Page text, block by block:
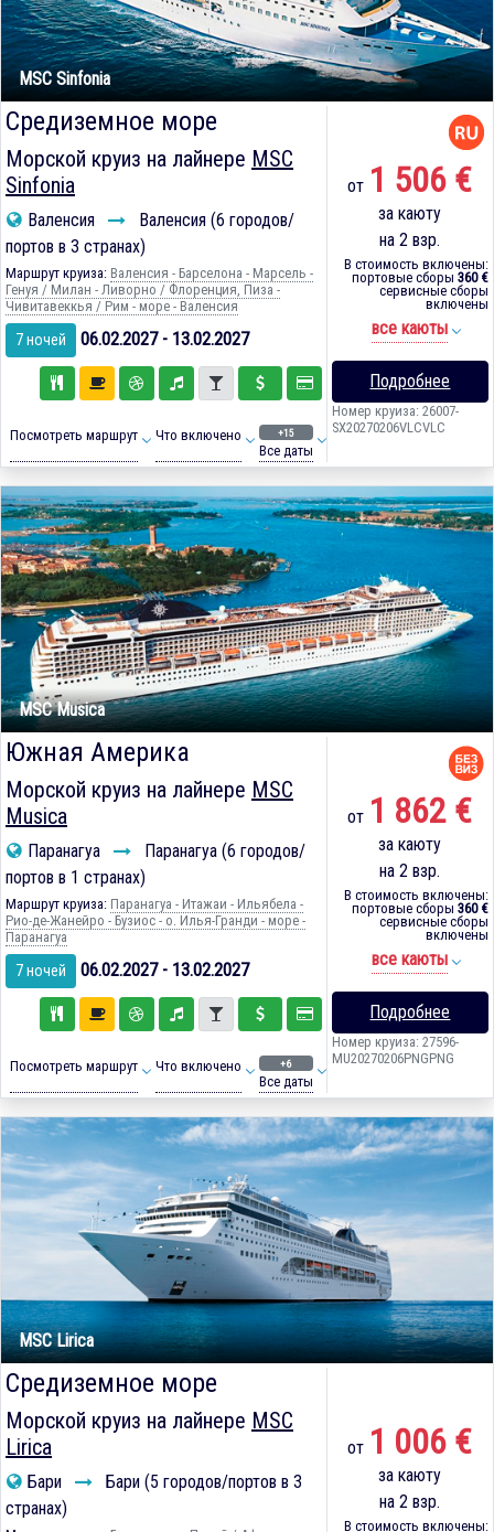
MSC Sinfonia
Средиземное море
Морской круиз на лайнере MSC
Sinfonia
Валенсия
Валенсия (6 городов/
портов в 3 странах)
Маршрут круиза: Валенсия - Барселона - Марсель -
Генуя / Милан - Ливорно / Флоренция, Пиза -
Чивитавеккья / Рим - море - Валенсия
7 ночей 06.02.2027 - 13.02.2027
Посмотреть маршрут Что включено +15
Все даты
от 1 506 €
за каюту
на 2 взр.
В стоимость включены:
портовые сборы 360 €
сервисные сборы
включены
все каюты
Подробнее
Номер круиза: 26007-
SX20270206VLCVLC
MSC Musica
Южная Америка
Морской круиз на лайнере MSC
Musica
Паранагуа
Паранагуа (6 городов/
портов в 1 странах)
Маршрут круиза: Паранагуа - Итажаи - Ильябела -
Рио-де-Жанейро - Бузиос - о. Илья-Гранди - море -
Паранагуа
7 ночей 06.02.2027 - 13.02.2027
Посмотреть маршрут Что включено +6
Все даты
от 1 862 €
за каюту
на 2 взр.
В стоимость включены:
портовые сборы 360 €
сервисные сборы
включены
все каюты
Подробнее
Номер круиза: 27596-
MU20270206PNGPNG
MSC Lirica
Средиземное море
Морской круиз на лайнере MSC
Lirica
Бари
Бари (5 городов/портов в 3
странах)
от 1 006 €
за каюту
на 2 взр.
В стоимость включены: